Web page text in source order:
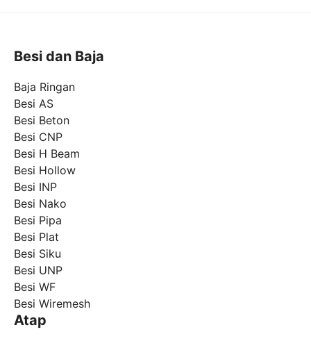
Besi dan Baja
Baja Ringan
Besi AS
Besi Beton
Besi CNP
Besi H Beam
Besi Hollow
Besi INP
Besi Nako
Besi Pipa
Besi Plat
Besi Siku
Besi UNP
Besi WF
Besi Wiremesh
Atap